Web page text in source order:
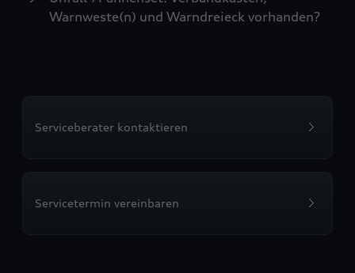
Warnweste(n) und Warndreieck vorhanden?
Serviceberater kontaktieren
Servicetermin vereinbaren